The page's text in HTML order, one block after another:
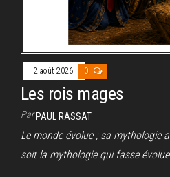
2 août 2026 0
Les rois mages
ParPAUL RASSAT
Le monde évolue ; sa mythologie
soit la mythologie qui fasse